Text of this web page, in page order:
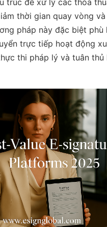
trúc để xử lý các thỏa
thời gian quay vòng
pháp này đặc biệt phù
trực tiếp hoạt động
thi pháp lý và tuân thủ